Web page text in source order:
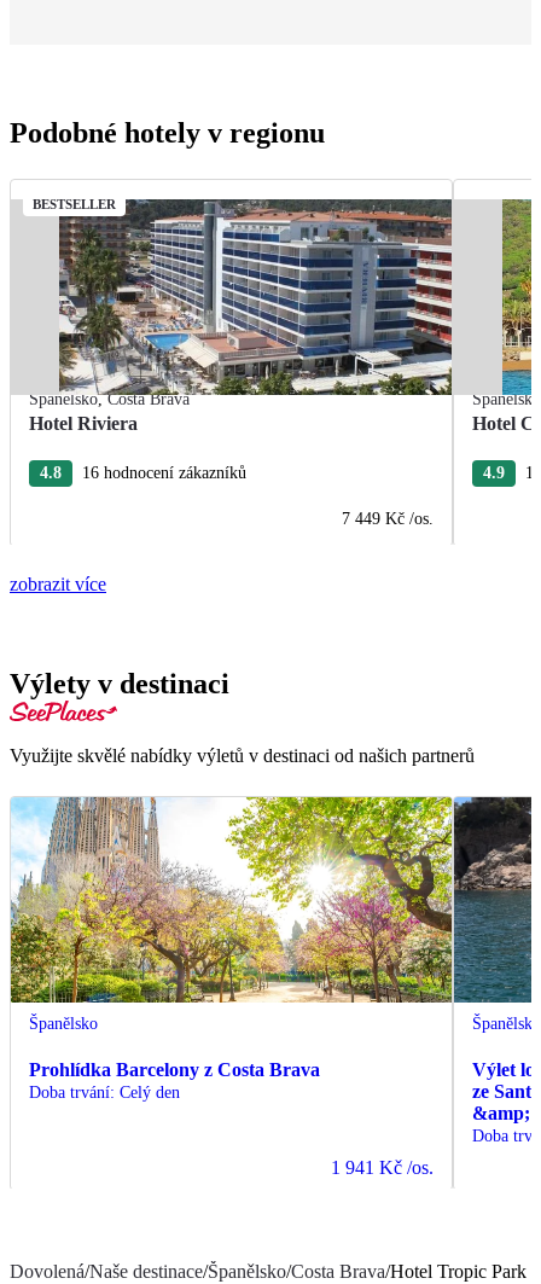
Podobné hotely v regionu
BESTSELLER
Španělsko,Costa Brava
Hotel Riviera
4.8 16 hodnocení zákazníků
7 449 Kč /os.
Španělsko
Hotel
4.9
zobrazit více
Výlety v destinaci
Využijte skvělé nabídky výletů v destinaci od našich partnerů
Španělsko
Prohlídka Barcelony z Costa Brava
Doba trvání: Celý den
1 941 Kč /os.
Španělsko
Výlet
ze
&amp;
Doba
Dovolená/Naše destinace/Španělsko/Costa Brava/Hotel Tropic Park